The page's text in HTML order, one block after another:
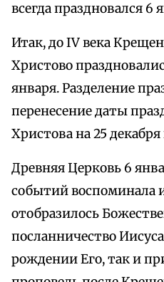
всегда праздновался 6
Итак, до IV века
Христово
января. Разделение
перенесение даты
Христова на 25
Древняя Церковь 6
событий воспоминала
отобразилось
посланничество
рождении Его, так и